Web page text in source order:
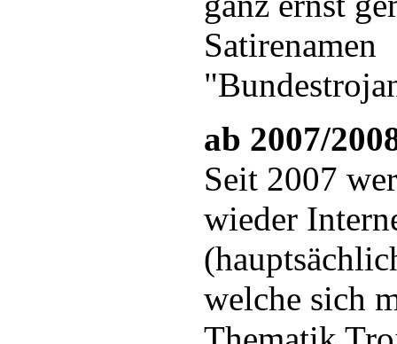
Satirenamen
ab 2007/
Seit 2007
wieder
welche sich